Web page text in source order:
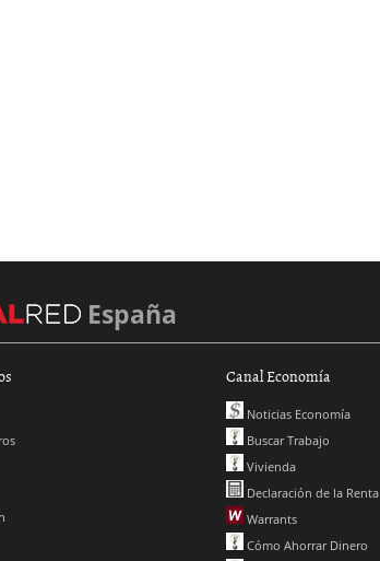
España
Canal Economía
Noticias Economía
Buscar Trabajo
Vivienda
Declaración de la Renta
Warrants
Cómo Ahorrar Dinero